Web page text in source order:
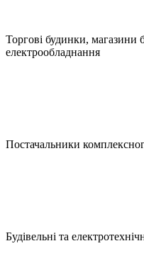
Торгові будинки, магазини
електрообладнання
Постачальники
Будівельні та